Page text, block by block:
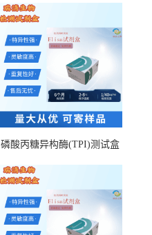
磷酸丙糖异构酶(TPI)测试盒